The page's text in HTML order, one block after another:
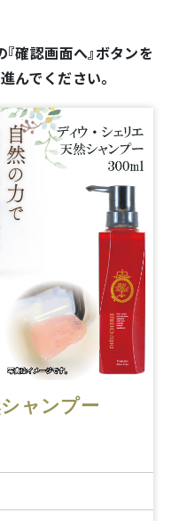
確認画面へ』ボタンを
んでください。
ャンプー